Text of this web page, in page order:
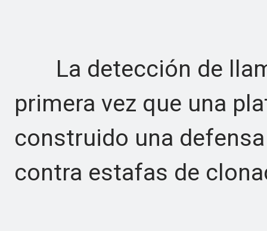
La detección de
primera vez que una
construido una
contra estafas de